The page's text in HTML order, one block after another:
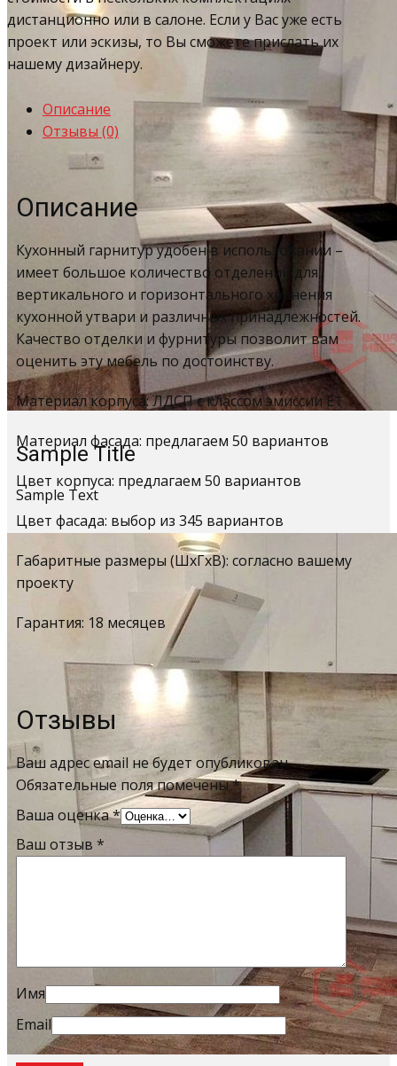
Sample Title
Sample Text
дистанционно или в салоне. Если у Вас уже есть
проект или эскизы, то Вы сможете прислать их
нашему дизайнеру.
Описание
Отзывы (0)
Описание
Кухонный гарнитур удобен в использовании –
имеет большое количество отделений для
вертикального и горизонтального хранения
кухонной утвари и различных принадлежностей.
Качество отделки и фурнитуры позволит вам
оценить эту мебель по достоинству.
Материал корпуса: ЛДСП с классом эмиссии Е1
Материал фасада: предлагаем 50 вариантов
Цвет корпуса: предлагаем 50 вариантов
Цвет фасада: выбор из 345 вариантов
Габаритные размеры (ШхГхВ): согласно вашему
проекту
Гарантия: 18 месяцев
Отзывы
Ваш адрес email не будет опубликован.
Обязательные поля помечены*
Ваша оценка*
Ваш отзыв *
Имя
Email